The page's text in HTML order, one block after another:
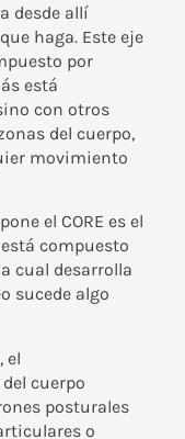
desde allí
haga. Este eje
por
está
con otros
del cuerpo,
movimiento
el CORE es el
compuesto
cual desarrolla
sucede algo
el
cuerpo
posturales
o